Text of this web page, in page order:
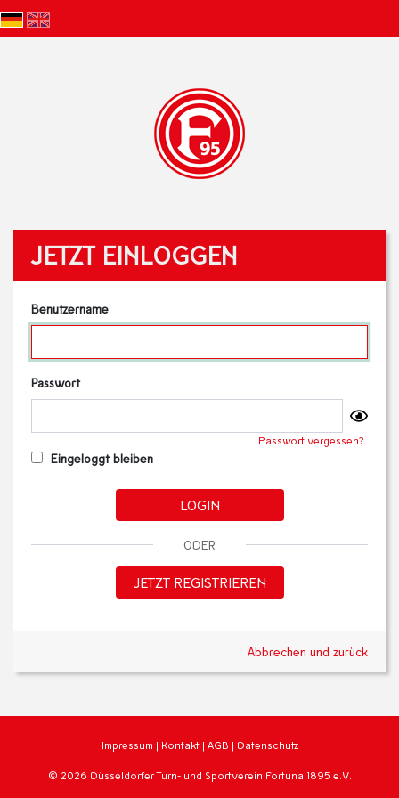
JETZT EINLOGGEN
Benutzername
Passwort
Passwort vergessen?
Eingeloggt bleiben
LOGIN
ODER
JETZT REGISTRIEREN
Abbrechen und zurück
Impressum | Kontakt | AGB | Datenschutz
© 2026 Düsseldorfer Turn- und Sportverein Fortuna 1895 e.V.